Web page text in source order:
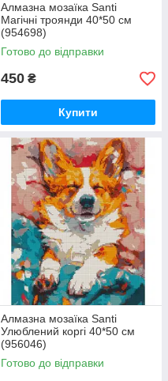
Алмазна мозаїка Santi
Магічні троянди 40*50 см
(954698)
Готово до відправки
450 ₴
Купити
Алмазна мозаїка Santi
Улюблений коргі 40*50 см
(956046)
Готово до відправки